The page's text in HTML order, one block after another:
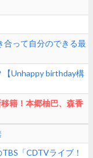
合って自分のできる最
Unhappy birthday構
籍！本郷柚巴、森香
「CDTVライブ！